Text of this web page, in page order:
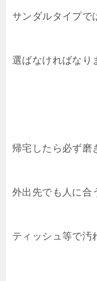
サンダルタイプで
選ばなければなり
帰宅したら必ず磨
外出先でも人に合
ティッシュ等で汚